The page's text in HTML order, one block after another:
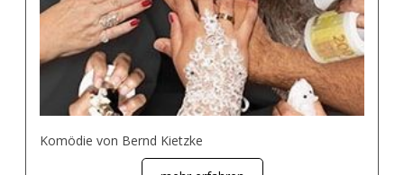
Komödie von Bernd Kietzke